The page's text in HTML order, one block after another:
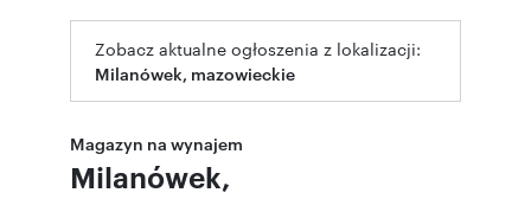
Zobacz aktualne ogłoszenia z lokalizacji:
Milanówek, mazowieckie
Magazyn na wynajem
Milanówek,